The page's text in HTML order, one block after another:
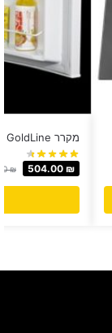
מקרר GoldLine ‏50 ‏ליטר דגם CB-50
₪ 504.00 ₪